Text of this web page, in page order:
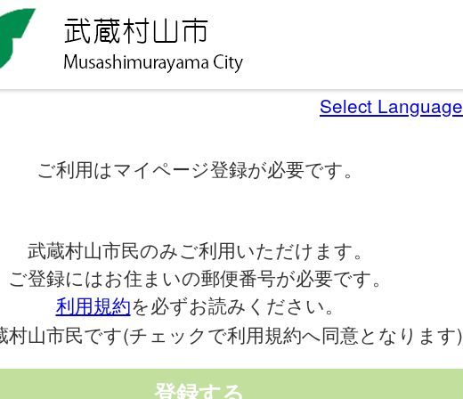
Select Language
ご利用はマイページ登録が必要です。
武蔵村山市民のみご利用いただけます。
ご登録にはお住まいの郵便番号が必要です。
利用規約を必ずお読みください。
山市民です(チェックで利用規約へ同意となります)